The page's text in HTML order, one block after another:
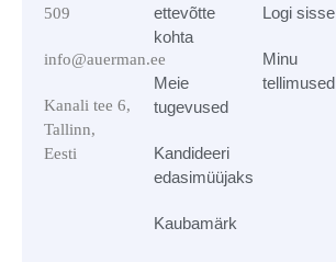
509
info@auerman.ee
Kanali tee 6,
Tallinn,
Eesti
ettevõtte
kohta
Meie
tugevused
Kandideeri
edasimüüjaks
Kaubamärk
Logi sisse
Minu
tellimused